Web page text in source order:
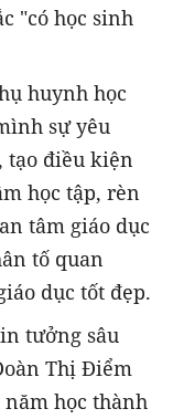
"có học sinh
huynh học
sự yêu
tạo điều kiện
học tập, rèn
tâm giáo dục
tố quan
dục tốt đẹp.
tưởng sâu
Thị Điểm
học thành